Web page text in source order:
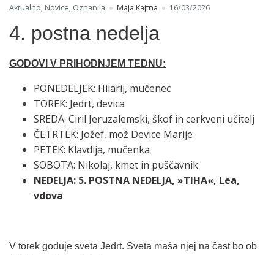
Aktualno, Novice, Oznanila Maja Kajtna 16/03/2026
4. postna nedelja
GODOVI V PRIHODNJEM TEDNU:
PONEDELJEK: Hilarij, mučenec
TOREK: Jedrt, devica
SREDA: Ciril Jeruzalemski, škof in cerkveni učitelj
ČETRTEK: Jožef, mož Device Marije
PETEK: Klavdija, mučenka
SOBOTA: Nikolaj, kmet in puščavnik
NEDELJA: 5. POSTNA NEDELJA, »TIHA«, Lea,
vdova
V torek goduje sveta Jedrt. Sveta maša njej na čast bo ob